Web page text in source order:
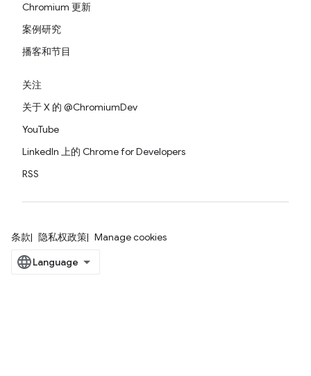
Chromium 更新
案例研究
播客和节目
关注
关于 X 的 @ChromiumDev
YouTube
LinkedIn 上的 Chrome for Developers
RSS
条款 隐私权政策 Manage cookies